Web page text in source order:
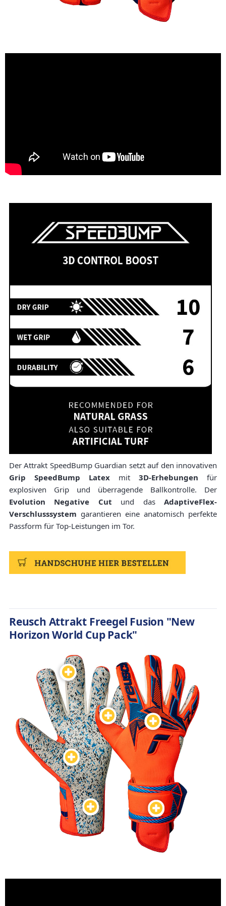
Der Attrakt SpeedBump Guardian setzt auf den innovativen
Grip SpeedBump Latex mit 3D-Erhebungen für
explosiven Grip und überragende Ballkontrolle. Der
Evolution Negative Cut und dasAdaptiveFlex-
Verschlusssystem garantieren eine anatomisch perfekte
Passform für Top-Leistungen im Tor.
Reusch Attrakt Freegel Fusion "New
Horizon World Cup Pack"